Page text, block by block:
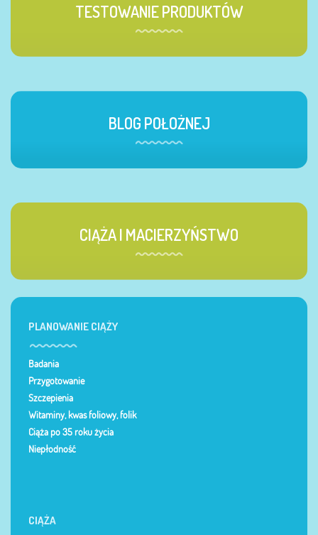
TESTOWANIE PRODUKTÓW
BLOG POŁOŻNEJ
CIĄŻA I MACIERZYŃSTWO
PLANOWANIE CIĄŻY
Badania
Przygotowanie
Szczepienia
Witaminy, kwas foliowy, folik
Ciąża po 35 roku życia
Niepłodność
CIĄŻA